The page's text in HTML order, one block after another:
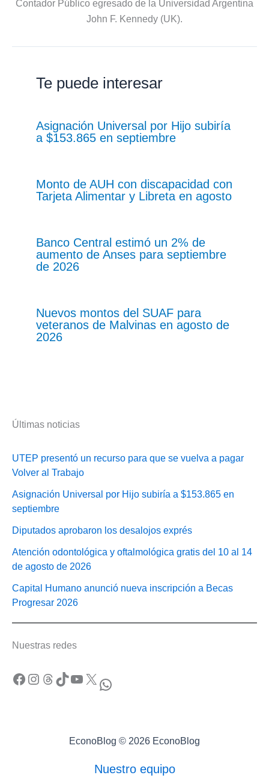
Contador Público egresado de la Universidad Argentina
John F. Kennedy (UK).
Te puede interesar
Asignación Universal por Hijo subiría
a $153.865 en septiembre
Monto de AUH con discapacidad con
Tarjeta Alimentar y Libreta en agosto
Banco Central estimó un 2% de
aumento de Anses para septiembre
de 2026
Nuevos montos del SUAF para
veteranos de Malvinas en agosto de
2026
Últimas noticias
UTEP presentó un recurso para que se vuelva a pagar
Volver al Trabajo
Asignación Universal por Hijo subiría a $153.865 en
septiembre
Diputados aprobaron los desalojos exprés
Atención odontológica y oftalmológica gratis del 10 al 14
de agosto de 2026
Capital Humano anunció nueva inscripción a Becas
Progresar 2026
Nuestras redes
Facebook Instagram Threads TikTok YouTube X WhatsApp
EconoBlog © 2026 EconoBlog
Nuestro equipo